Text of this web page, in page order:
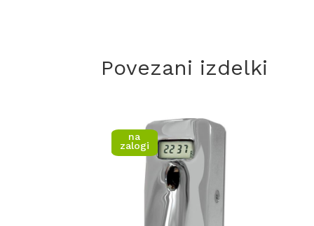
Povezani izdelki
na
zalogi